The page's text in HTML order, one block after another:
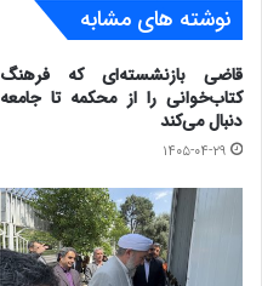
نوشته های مشابه
قاضی بازنشسته‌ای که فرهنگ
کتاب‌خوانی را از محکمه تا جامعه
دنبال می‌کند
۱۴۰۵-۰۴-۲۹